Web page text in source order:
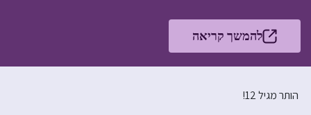
להמשך קריאה
הותר מגיל 12!